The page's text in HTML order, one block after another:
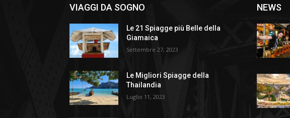
VIAGGI DA SOGNO
Le 21 Spiagge più Belle della
Giamaica
Settembre 27, 2023
Le Migliori Spiagge della
Thailandia
Luglio 11, 2023
NEWS